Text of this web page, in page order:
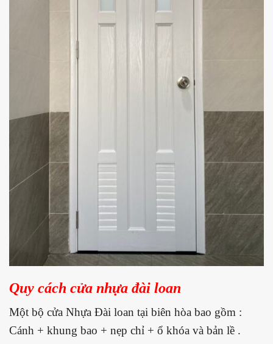
Quy cách cửa nhựa đài loan
Một bộ cửa Nhựa Đài loan tại biên hòa bao gồm :
Cánh + khung bao + nẹp chỉ + ổ khóa và bản lề .